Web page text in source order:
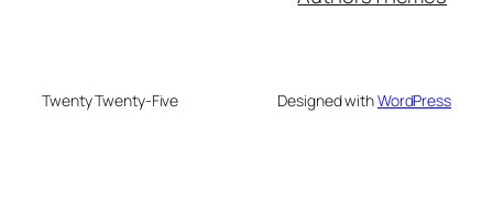
Twenty Twenty-Five Designed withWordPress